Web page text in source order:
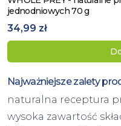
jednodniowych 70 g
34,99 zł
Najważniejsze zalety
naturalna receptura
wysoka zawartość